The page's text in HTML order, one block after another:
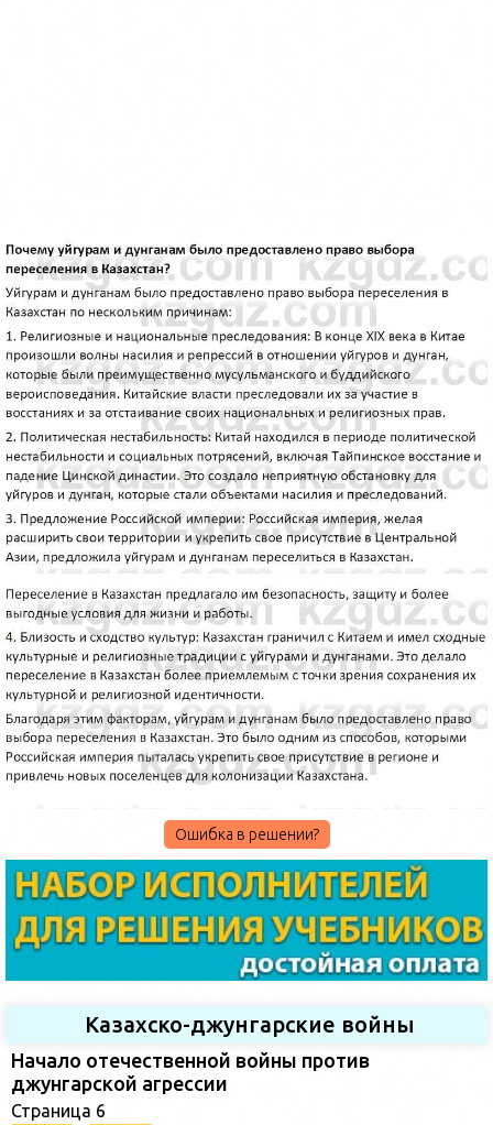
Ошибка в решении?
Казахско-джунгарские войны
Начало отечественной войны против
джунгарской агрессии
Страница 6